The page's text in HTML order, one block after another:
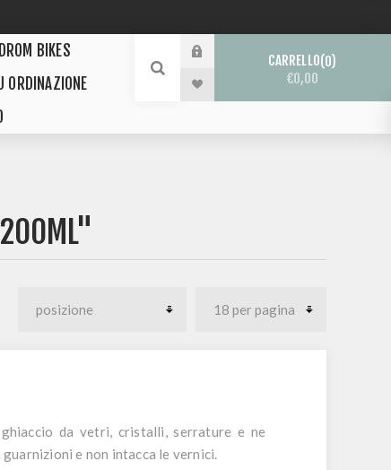
DROM BIKES
ORDINAZIONE
CARRELLO 0
€0,00
da vetri, cristalli, serrature e ne
e non intacca le vernici.